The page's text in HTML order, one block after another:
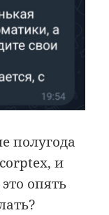
полугода
и
опять